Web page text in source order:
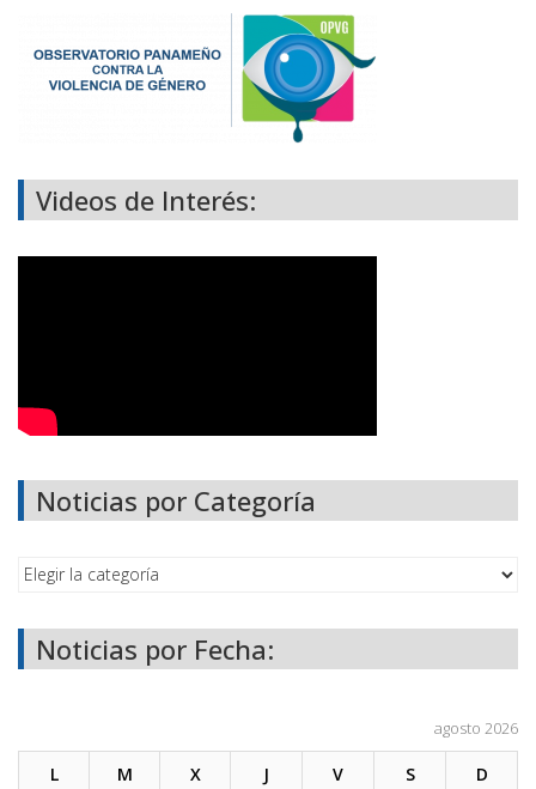
Videos de Interés:
Noticias por Categoría
Noticias por Fecha:
agosto 2026
L M X J V S D